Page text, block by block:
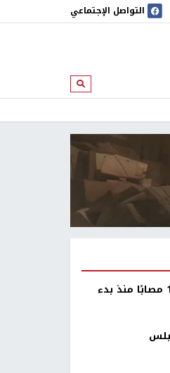
التواصل الإجتماعي
ابحث
73,386 شهيدًا و174,250 مصابًا منذ بدء